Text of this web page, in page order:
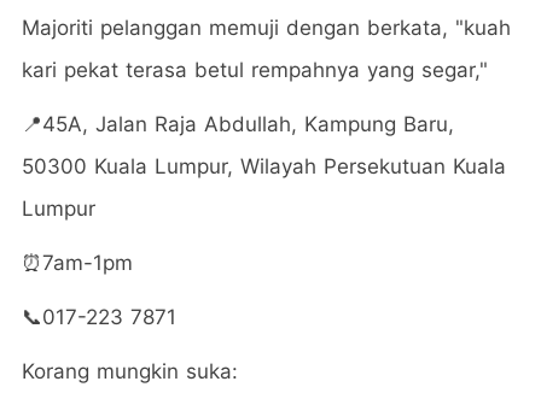
Majoriti pelanggan memuji dengan berkata, "kuah
kari pekat terasa betul rempahnya yang segar,"
📍45A, Jalan Raja Abdullah, Kampung Baru,
50300 Kuala Lumpur, Wilayah Persekutuan Kuala
Lumpur
⏰7am-1pm
📞017-223 7871
Korang mungkin suka: